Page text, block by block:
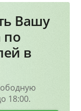
Вашу
по
в
18:00.